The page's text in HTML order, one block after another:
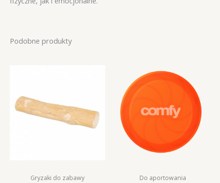
Podobne produkty
Gryzaki do zabawy Do aportowania